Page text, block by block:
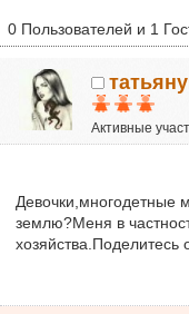
0 Пользователей и 1
Активные
Девочки,многодетные
землю?Меня в